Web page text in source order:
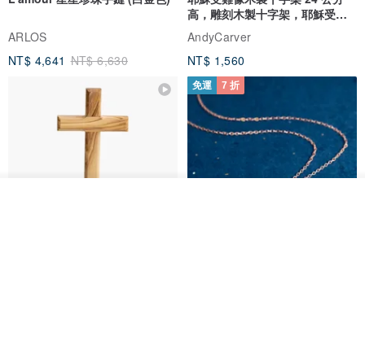
ARLOS
NT$ 4,641 NT$ 6,630
高，雕刻木製十字架，耶穌受難
像天主教十字架
AndyCarver
NT$ 1,560
免運 7 折